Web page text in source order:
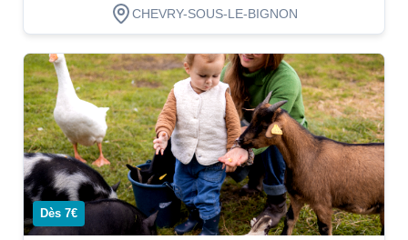
CHEVRY-SOUS-LE-BIGNON
Dégustation
Dès 7€